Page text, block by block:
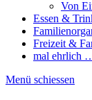
Von
Essen &
Freizeit &
mal ehrlich
Menü schiessen